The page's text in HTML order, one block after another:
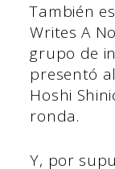
También
Writes A
grupo de
presentó
Hoshi
ronda.
Y, por